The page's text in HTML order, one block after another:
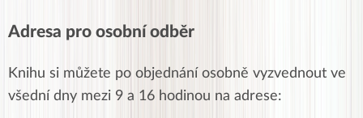
Adresa pro osobní odběr
Knihu si můžete po objednání osobně vyzvednout ve
všední dny mezi 9 a 16 hodinou na adrese: